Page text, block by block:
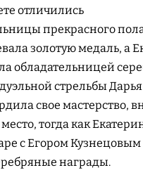
отличились
прекрасного
золотую медаль, а
обладательницей
стрельбы
свое мастерство,
тогда как
с Егором Кузнецовым
награды.